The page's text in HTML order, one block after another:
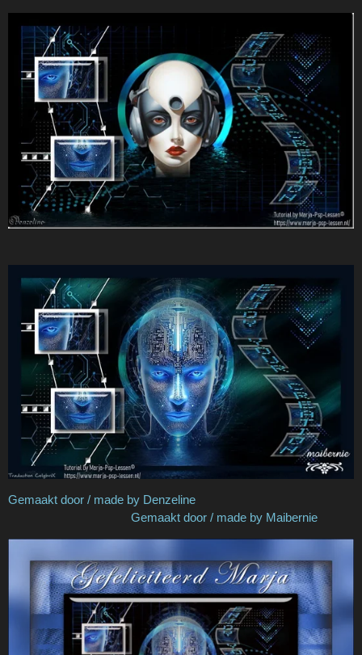
Gemaakt door / made by Denzeline
Gemaakt door / made by Maibernie